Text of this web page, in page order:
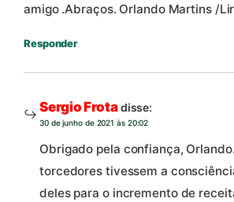
amigo .Abraços. Orlando Martins /
Responder
Sergio Frotadisse:
30 de junho de 2021 às 20:02
Obrigado pela confiança,
torcedores tivessem a
deles para o incremento de